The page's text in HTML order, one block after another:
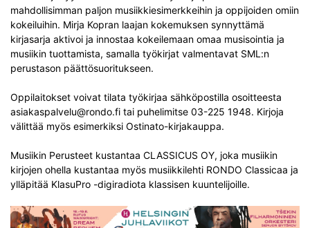
mahdollisimman paljon musiikkiesimerkkeihin ja oppijoiden omiin
kokeiluihin. Mirja Kopran laajan kokemuksen synnyttämä
kirjasarja aktivoi ja innostaa kokeilemaan omaa musisointia ja
musiikin tuottamista, samalla työkirjat valmentavat SML:n
perustason päättösuoritukseen.
Oppilaitokset voivat tilata työkirjaa sähköpostilla osoitteesta
asiakaspalvelu@rondo.fi tai puhelimitse 03-225 1948. Kirjoja
välittää myös esimerkiksi Ostinato-kirjakauppa.
Musiikin Perusteet kustantaa CLASSICUS OY, joka musiikin
kirjojen ohella kustantaa myös musiikkilehti RONDO Classicaa ja
ylläpitää KlasuPro -digiradiota klassisen kuuntelijoille.